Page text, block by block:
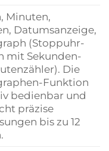
Minuten,
Datumsanzeige,
(Stoppuhr-
mit Sekunden-
Die
Funktion
bedienbar und
präzise
bis zu 12